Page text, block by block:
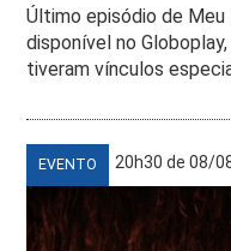
Último episódio de
disponível no
tiveram vínculos
EVENTO 20h30 de 08/